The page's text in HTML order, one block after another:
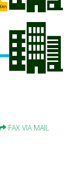
FAX VIA MAIL